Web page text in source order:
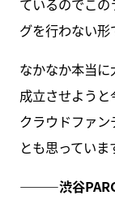
グを行わない形
なかなか本当
成立させよう
クラウドファ
とも思っていま
———渋谷